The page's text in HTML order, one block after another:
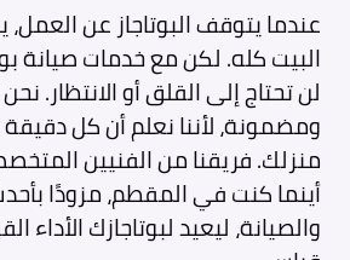
عندما يتوقف البوتاجاز عن
البيت كله. لكن مع خدمات صيانة
لن تحتاج إلى القلق أو الانتظار.
ومضمونة، لأننا نعلم أن كل
منزلك. فريقنا من الفنيين
أينما كنت في المقطم، مزودًا
والصيانة، ليعيد لبوتاجازك الأداء